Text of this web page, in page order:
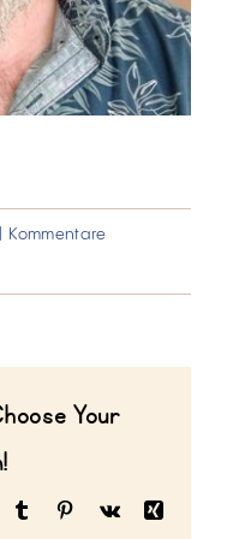
Kommentare
Your
Tumblr Pinterest
Vk
Xing